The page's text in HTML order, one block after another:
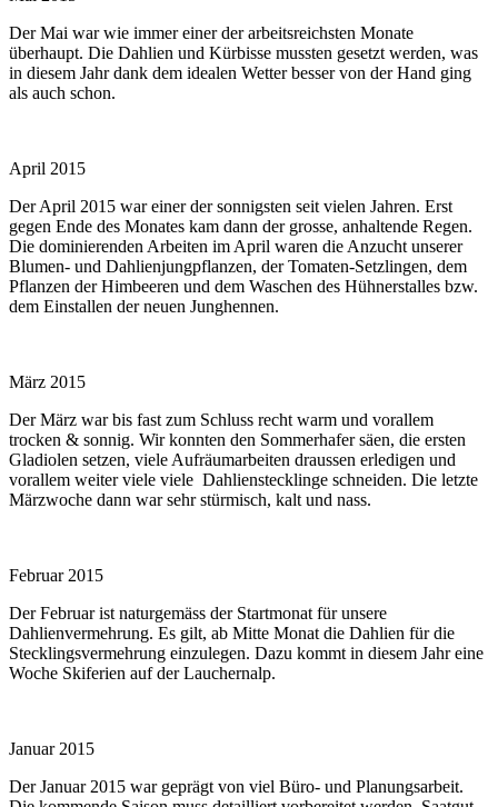
Der Mai war wie immer einer der arbeitsreichsten Monate
überhaupt. Die Dahlien und Kürbisse mussten gesetzt werden, was
in diesem Jahr dank dem idealen Wetter besser von der Hand ging
als auch schon.
April 2015
Der April 2015 war einer der sonnigsten seit vielen Jahren. Erst
gegen Ende des Monates kam dann der grosse, anhaltende Regen.
Die dominierenden Arbeiten im April waren die Anzucht unserer
Blumen- und Dahlienjungpflanzen, der Tomaten-Setzlingen, dem
Pflanzen der Himbeeren und dem Waschen des Hühnerstalles bzw.
dem Einstallen der neuen Junghennen.
März 2015
Der März war bis fast zum Schluss recht warm und vorallem
trocken & sonnig. Wir konnten den Sommerhafer säen, die ersten
Gladiolen setzen, viele Aufräumarbeiten draussen erledigen und
vorallem weiter viele viele Dahlienstecklinge schneiden. Die letzte
Märzwoche dann war sehr stürmisch, kalt und nass.
Februar 2015
Der Februar ist naturgemäss der Startmonat für unsere
Dahlienvermehrung. Es gilt, ab Mitte Monat die Dahlien für die
Stecklingsvermehrung einzulegen. Dazu kommt in diesem Jahr eine
Woche Skiferien auf der Lauchernalp.
Januar 2015
Der Januar 2015 war geprägt von viel Büro- und Planungsarbeit.